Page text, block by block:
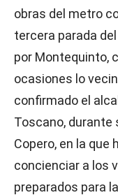
obras del metro
tercera parada
por Montequinto,
ocasiones lo
confirmado el
Toscano, durante
Copero, en la que
concienciar a los
preparados para